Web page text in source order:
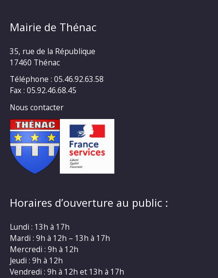
Mairie de Thénac
35, rue de la République
17460 Thénac
Téléphone : 05.46.92.63.58
Fax : 05.92.46.68.45
Nous contacter
Horaires d’ouverture au public :
Lundi : 13h à 17h
Mardi : 9h à 12h – 13h à 17h
Mercredi : 9h à 12h
Jeudi : 9h à 12h
Vendredi : 9h à 12h et 13h à 17h